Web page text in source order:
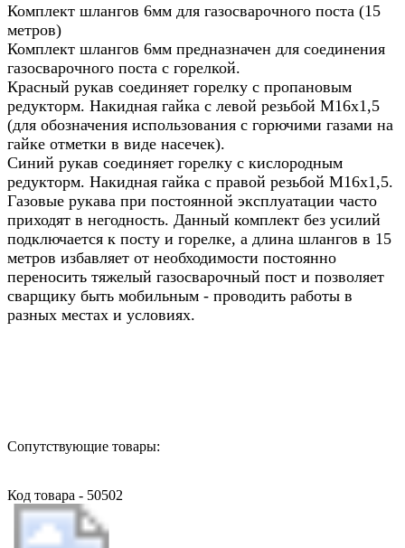
Комплект шлангов 6мм для газосварочного поста (15
метров)
Комплект шлангов 6мм предназначен для соединения
газосварочного поста с горелкой.
Красный рукав соединяет горелку с пропановым
редукторм. Накидная гайка с левой резьбой М16х1,5
(для обозначения использования с горючими газами на
гайке отметки в виде насечек).
Синий рукав соединяет горелку с кислородным
редукторм. Накидная гайка с правой резьбой М16х1,5.
Газовые рукава при постоянной эксплуатации часто
приходят в негодность. Данный комплект без усилий
подключается к посту и горелке, а длина шлангов в 15
метров избавляет от необходимости постоянно
переносить тяжелый газосварочный пост и позволяет
сварщику быть мобильным - проводить работы в
разных местах и условиях.
Сопутствующие товары:
Код товара - 50502